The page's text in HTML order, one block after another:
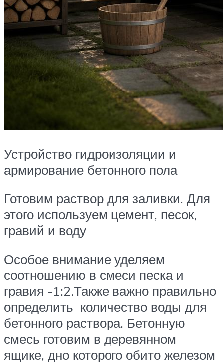
Устройство гидроизоляции и
армирование бетонного пола
Готовим раствор для заливки. Для
этого используем цемент, песок,
гравий и воду
Особое внимание уделяем
соотношению в смеси песка и
гравия -1:2.Также важно правильно
определить количество воды для
бетонного раствора. Бетонную
смесь готовим в деревянном
ящике, дно которого обито железом